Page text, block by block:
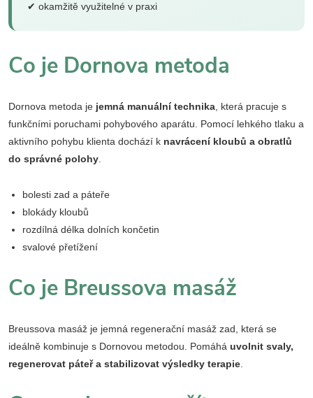
✔ okamžitě využitelné v praxi
Co je Dornova metoda
Dornova metoda je jemná manuální technika , která pracuje s
funkčními poruchami pohybového aparátu. Pomocí lehkého tlaku a
aktivního pohybu klienta dochází k navrácení kloubů a obratlů
do správné polohy
bolesti zad a páteře
blokády kloubů
rozdílná délka dolních končetin
svalové přetížení
Co je Breussova masáž
Breussova masáž je jemná regenerační masáž zad, která se
ideálně kombinuje s Dornovou metodou. Pomáhá uvolnit svaly,
regenerovat páteř a stabilizovat výsledky terapie